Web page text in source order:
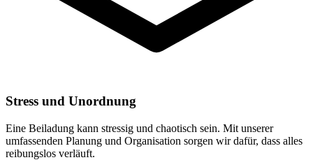
Stress und Unordnung
Eine Beiladung kann stressig und chaotisch sein. Mit unserer
umfassenden Planung und Organisation sorgen wir dafür, dass alles
reibungslos verläuft.